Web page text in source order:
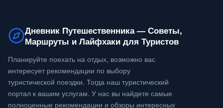
Дневник Путешественника — Советы,
Маршруты и Лайфхаки для Туристов
Планируйте поехать на отдых, возможно вас
интересует рекомендации по выбору
туристической поездки. Тогда наш туристический
портал к вашим услугам. У нас вы найдете самые
полноценные рекомендации и обзоры интересных